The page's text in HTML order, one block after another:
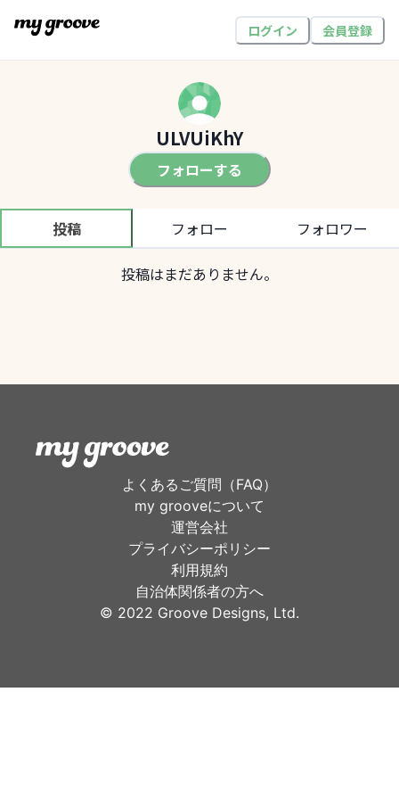
ログイン 会員登録
ULVUiKhY
フォローする
投稿 フォロー フォロワー
投稿はまだありません。
よくあるご質問（FAQ）
my grooveについて
運営会社
プライバシーポリシー
利用規約
自治体関係者の方へ
©︎ 2022 Groove Designs, Ltd.